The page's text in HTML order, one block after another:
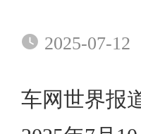
2025-07-12
车网世界报